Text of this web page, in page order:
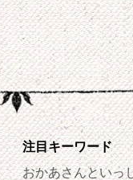
注目キーワード
おかあさんといっ